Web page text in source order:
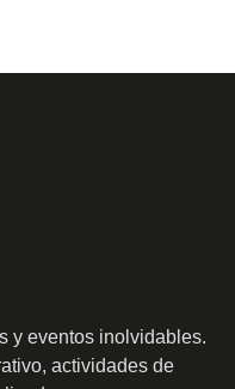
y eventos inolvidables.
actividades de